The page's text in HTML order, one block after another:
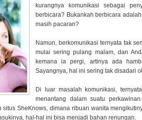
kurangnya komunikasi sebagai
berbicara? Bukankah berbicara
masih pacaran?
Namun, berkomunikasi ternyata tak
mulai sering pulang malam, dan
kemana ia pergi, artinya ada
Sayangnya, hal ini sering tak disadari
Di luar masalah komunikasi,
menantang dalam suatu
SheKnows, dimana ribuan wanita
hal-hal ini bisa menjadi bahan renungan.